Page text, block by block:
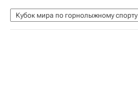
Кубок мира по горнолыжному спорту
Горнолыжный спорт